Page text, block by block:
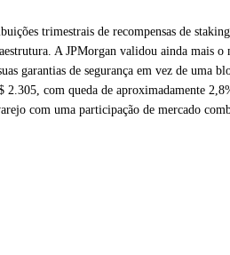
trimestrais de recompensas de
A JPMorgan validou ainda mais
garantias de segurança em vez de uma
2.305, com queda de aproximadamente
com uma participação de mercado